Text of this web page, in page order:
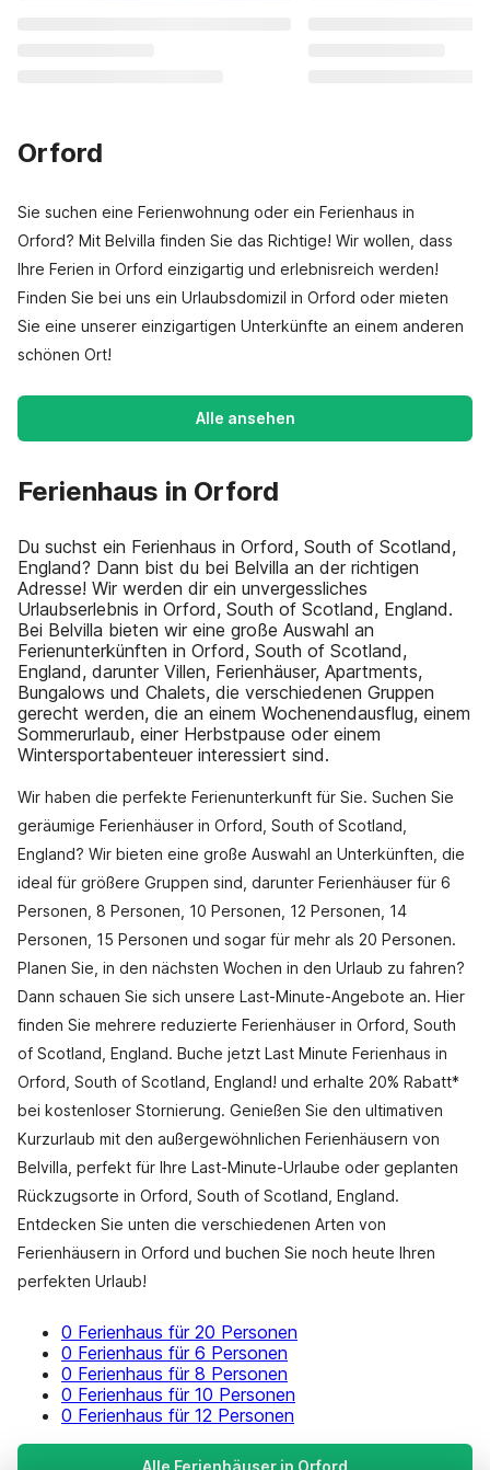
Orford
Sie suchen eine Ferienwohnung oder ein Ferienhaus in
Orford? Mit Belvilla finden Sie das Richtige! Wir wollen, dass
Ihre Ferien in Orford einzigartig und erlebnisreich werden!
Finden Sie bei uns ein Urlaubsdomizil in Orford oder mieten
Sie eine unserer einzigartigen Unterkünfte an einem anderen
schönen Ort!
Alle ansehen
Ferienhaus in Orford
Du suchst ein Ferienhaus in Orford, South of Scotland,
England? Dann bist du bei Belvilla an der richtigen
Adresse! Wir werden dir ein unvergessliches
Urlaubserlebnis in Orford, South of Scotland, England.
Bei Belvilla bieten wir eine große Auswahl an
Ferienunterkünften in Orford, South of Scotland,
England, darunter Villen, Ferienhäuser, Apartments,
Bungalows und Chalets, die verschiedenen Gruppen
gerecht werden, die an einem Wochenendausflug, einem
Sommerurlaub, einer Herbstpause oder einem
Wintersportabenteuer interessiert sind.
Wir haben die perfekte Ferienunterkunft für Sie. Suchen Sie
geräumige Ferienhäuser in Orford, South of Scotland,
England? Wir bieten eine große Auswahl an Unterkünften, die
ideal für größere Gruppen sind, darunter Ferienhäuser für 6
Personen, 8 Personen, 10 Personen, 12 Personen, 14
Personen, 15 Personen und sogar für mehr als 20 Personen.
Planen Sie, in den nächsten Wochen in den Urlaub zu fahren?
Dann schauen Sie sich unsere Last-Minute-Angebote an. Hier
finden Sie mehrere reduzierte Ferienhäuser in Orford, South
of Scotland, England. Buche jetzt Last Minute Ferienhaus in
Orford, South of Scotland, England! und erhalte 20% Rabatt*
bei kostenloser Stornierung. Genießen Sie den ultimativen
Kurzurlaub mit den außergewöhnlichen Ferienhäusern von
Belvilla, perfekt für Ihre Last-Minute-Urlaube oder geplanten
Rückzugsorte in Orford, South of Scotland, England.
Entdecken Sie unten die verschiedenen Arten von
Ferienhäusern in Orford und buchen Sie noch heute Ihren
perfekten Urlaub!
0 Ferienhaus für 20 Personen
0 Ferienhaus für 6 Personen
0 Ferienhaus für 8 Personen
0 Ferienhaus für 10 Personen
0 Ferienhaus für 12 Personen
Alle Ferienhäuser in Orford